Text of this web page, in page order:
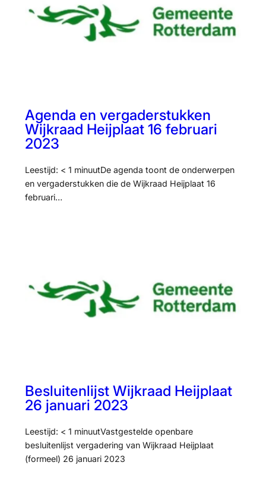
Agenda en vergaderstukken
Wijkraad Heijplaat 16 februari
2023
Leestijd: < 1 minuutDe agenda toont de onderwerpen
en vergaderstukken die de Wijkraad Heijplaat 16
februari…
Besluitenlijst Wijkraad Heijplaat
26 januari 2023
Leestijd: < 1 minuutVastgestelde openbare
besluitenlijst vergadering van Wijkraad Heijplaat
(formeel) 26 januari 2023